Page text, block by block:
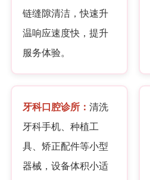
链缝隙清洁，快速升
温响应速度快，提升
服务体验。
牙科口腔诊所： 清洗
牙科手机、种植工
具、矫正配件等小型
器械，设备体积小适